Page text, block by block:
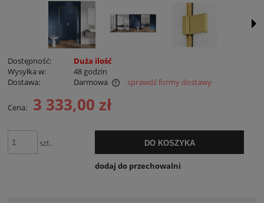
Dostępność:
Duża ilość
Wysyłka w:
48 godzin
Dostawa:
Darmowa
sprawdź formy dostawy
Cena: 3 333,00 zł
szt. DO KOSZYKA
dodaj do przechowalni